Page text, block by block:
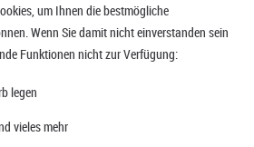
um Ihnen die bestmögliche
Wenn Sie damit nicht einverstanden sein
Funktionen nicht zur Verfügung:
legen
vieles mehr